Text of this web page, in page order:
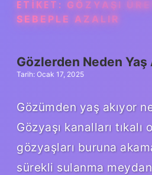
ETIKET: GÖZYAŞI
SEBEPLE AZALIR
Gözlerden Neden Yaş
Tarih: Ocak 17, 2025
Gözümden yaş akıyor
Gözyaşı kanalları tıkalı
gözyaşları buruna
sürekli sulanma